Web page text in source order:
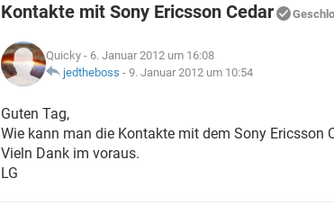
Kontakte mit Sony Ericsson Cedar
Quicky - 6. Januar 2012 um 16:08
jedtheboss - 9. Januar 2012 um 10:54
Guten Tag,
Wie kann man die Kontakte mit dem Sony Ericsson
Vieln Dank im voraus.
LG